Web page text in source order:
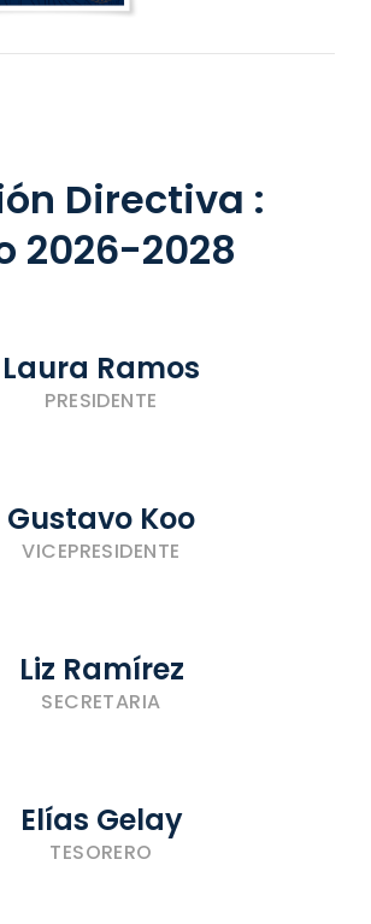
Directiva :
2026-2028
Laura Ramos
PRESIDENTE
Gustavo Koo
VICEPRESIDENTE
Liz Ramírez
SECRETARIA
Elías Gelay
TESORERO